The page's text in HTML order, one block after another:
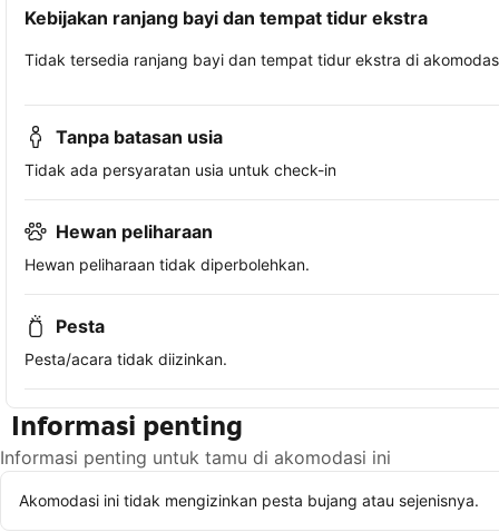
Kebijakan ranjang bayi dan tempat tidur ekstra
Tidak tersedia ranjang bayi dan tempat tidur ekstra di
Tanpa batasan usia
Tidak ada persyaratan usia untuk check-in
Hewan peliharaan
Hewan peliharaan tidak diperbolehkan.
Pesta
Pesta/acara tidak diizinkan.
Informasi penting
Informasi penting untuk tamu di akomodasi ini
Akomodasi ini tidak mengizinkan pesta bujang atau sejenisnya.